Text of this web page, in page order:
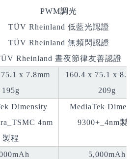
PWM調光
TÜV Rheinland 低藍光認證
TÜV Rheinland 無頻閃認證
Rheinland 晝夜節律友善認證
x 7.8mm
195g
160.4 x 75.1 x
209g
Dimensity
4nm
製程
MediaTek
9300+_4nm製
5,000mAh